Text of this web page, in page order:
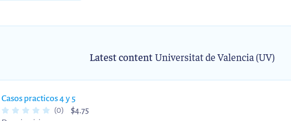
Latest content Universitat de Valencia (UV)
Casos practicos 4 y 5
(0) $4.75